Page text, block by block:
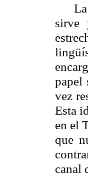
sirve
papel
vez
Esta
en el
que
canal